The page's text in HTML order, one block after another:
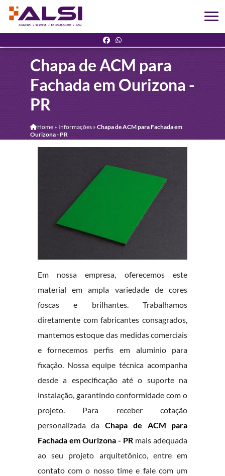
Chapa de ACM para
Fachada em Ourizona -
PR
Home» Informações » Chapa de ACM para Fachada em
Ourizona - PR
Em nossa empresa, oferecemos este
material em ampla variedade de cores
foscas e brilhantes. Trabalhamos
diretamente com fabricantes consagrados,
mantemos estoque das medidas comerciais
e fornecemos perfis em alumínio para
fixação. Nossa equipe técnica acompanha
desde a especificação até o suporte na
instalação, garantindo conformidade com o
projeto. Para receber cotação
personalizada daChapa de ACM para
Fachada em Ourizona - PR mais adequada
ao seu projeto arquitetônico, entre em
contato com o nosso time e fale com um